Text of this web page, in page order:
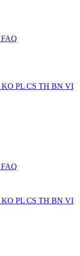
FAQ
KO PL CS TH BN VI
FAQ
KO PL CS TH BN VI